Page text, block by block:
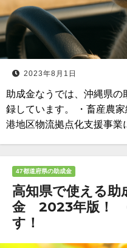
2023年8月1日
助成金なうでは、沖縄県
録しています。 ・畜産農
港地区物流拠点化支援事
47都道府県の助成金
高知県で使える助
金 2023年版！
す！